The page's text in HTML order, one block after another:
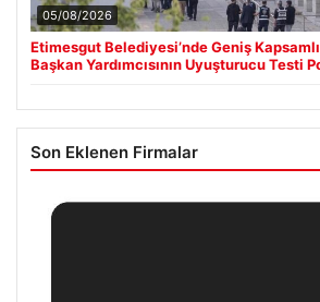
05/08/2026
Etimesgut Belediyesi’nde Geniş
Başkan Yardımcısının Uyuşturucu Testi
Son Eklenen Firmalar